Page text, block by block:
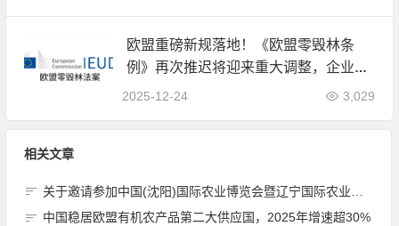
欧盟重磅新规落地！《欧盟零毁林条
例》再次推迟将迎来重大调整，企业合
规负担大幅减轻
2025-12-24 3,029
相关文章
关于邀请参加中国(沈阳)国际农业博览会暨辽宁国际农业博览会的函
中国稳居欧盟有机农产品第二大供应国，2025年增速超30%